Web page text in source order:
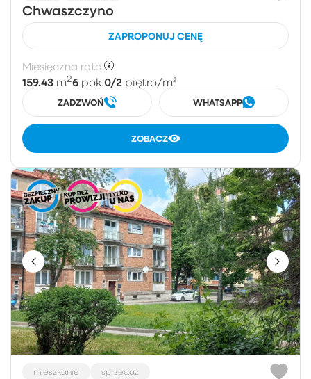
Chwaszczyno
ZAPROPONUJ CENĘ
Miesięczna rata:
159.43 m26 pok.0/2 piętro/m²
ZADZWOŃ WHATSAPP
ZOBACZ
mieszkanie sprzedaż